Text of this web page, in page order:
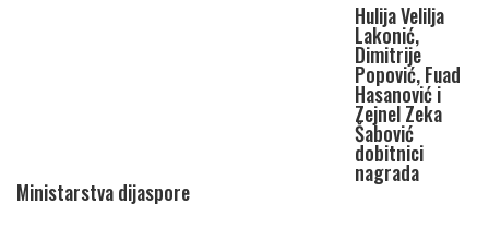
Hulija Velilja
Lakonić,
Dimitrije
Popović, Fuad
Hasanović i
Zejnel Zeka
Šabović
dobitnici
nagrada
Ministarstva dijaspore